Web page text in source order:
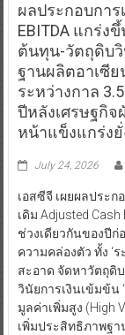
ผลประกอบการ
EBITDA แกร่ง
ต้นทุน-วัตถุดิบวิ
ฐานผลิตอาเซี
ระหว่างกาล
ปีหลังเศรษฐกิ
หน้าแข็งแกร่ง
July 24, 2026
เอสซีจี เผยผลประก
เดิม Adjusted
ช่วงเดียวกันของปีก่
ความคล่องตัว ทั้ง ‘
สะอาด จัดหาวัตถุดิ
วินัยการเงินเข้มข้น
มูลค่าเพิ่มสูง (High
เพิ่มประสิทธิภาพฐ